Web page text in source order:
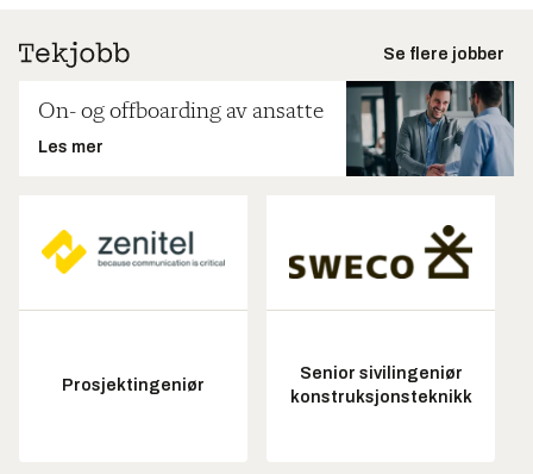
Se flere jobber
On- og offboarding av ansatte
Les mer
Prosjektingeniør
Senior sivilingeniør
konstruksjonsteknikk